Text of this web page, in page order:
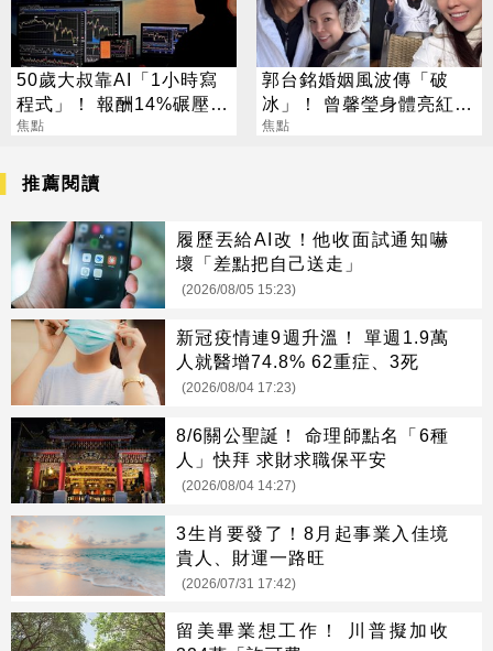
50歲大叔靠AI「1小時寫
程式」！ 報酬14%碾壓標
普 直接辭職去炒股
焦點
郭台銘婚姻風波傳「破
冰」！ 曾馨瑩身體亮紅燈
18年婚姻驚傳出現轉機
焦點
推薦閱讀
履歷丟給AI改！他收面試通知嚇
壞「差點把自己送走」
(2026/08/05 15:23)
新冠疫情連9週升溫！ 單週1.9萬
人就醫增74.8% 62重症、3死
(2026/08/04 17:23)
8/6關公聖誕！ 命理師點名「6種
人」快拜 求財求職保平安
(2026/08/04 14:27)
3生肖要發了！8月起事業入佳境
貴人、財運一路旺
(2026/07/31 17:42)
留美畢業想工作！ 川普擬加收